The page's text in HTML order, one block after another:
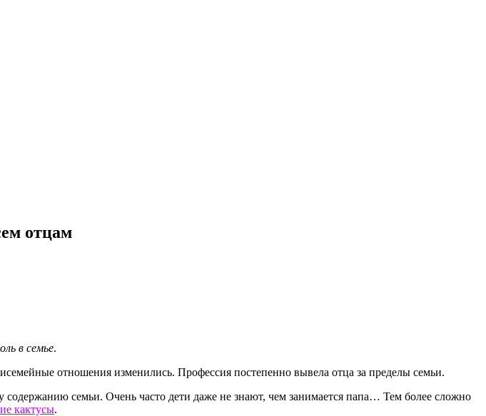
отцам
в семье.
отношения изменились. Профессия постепенно вывела отца за пределы семьи.
содержанию семьи. Очень часто дети даже не знают, чем занимается папа… Тем более сложно
кактусы.